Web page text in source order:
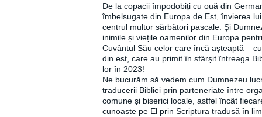
De la copacii împodobiți cu ouă din
îmbelșugate din Europa de Est, învierea
centrul multor sărbători pascale. Și
inimile și viețile oamenilor din Europa
Cuvântul Său celor care încă așteaptă –
din est, care au primit în sfârșit întreaga
lor în 2023!
Ne bucurăm să vedem cum Dumnezeu
traducerii Bibliei prin parteneriate între
comune și biserici locale, astfel încât
cunoaște pe El prin Scriptura tradusă în